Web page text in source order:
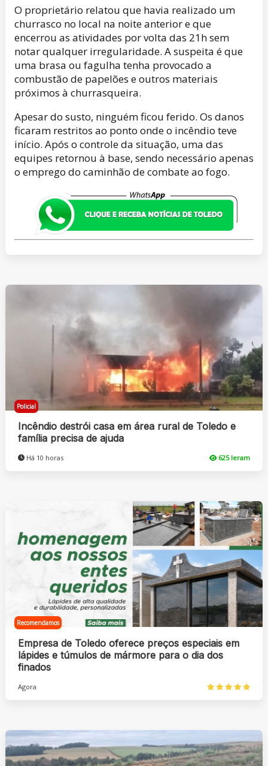
O proprietário relatou que havia realizado um
churrasco no local na noite anterior e que
encerrou as atividades por volta das 21h sem
notar qualquer irregularidade. A suspeita é que
uma brasa ou fagulha tenha provocado a
combustão de papelões e outros materiais
próximos à churrasqueira.
Apesar do susto, ninguém ficou ferido. Os danos
ficaram restritos ao ponto onde o incêndio teve
início. Após o controle da situação, uma das
equipes retornou à base, sendo necessário apenas
o emprego do caminhão de combate ao fogo.
Policial
Incêndio destrói casa em área rural de Toledo e
família precisa de ajuda
Há 10 horas 625 leram
Recomendamos
Empresa de Toledo oferece preços especiais em
lápides e túmulos de mármore para o dia dos
finados
Agora